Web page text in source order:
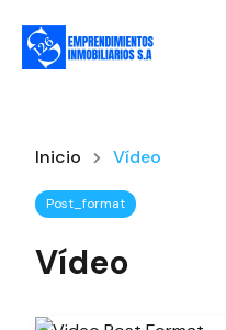
Inicio Vídeo
Post_format
Vídeo